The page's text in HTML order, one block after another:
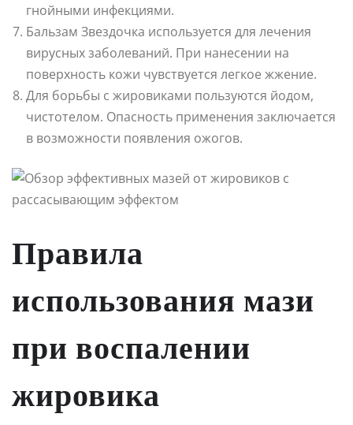
гнойными инфекциями.
Бальзам Звездочка используется для лечения
вирусных заболеваний. При нанесении на
поверхность кожи чувствуется легкое жжение.
Для борьбы с жировиками пользуются йодом,
чистотелом. Опасность применения заключается
в возможности появления ожогов.
Правила
использования мази
при воспалении
жировика